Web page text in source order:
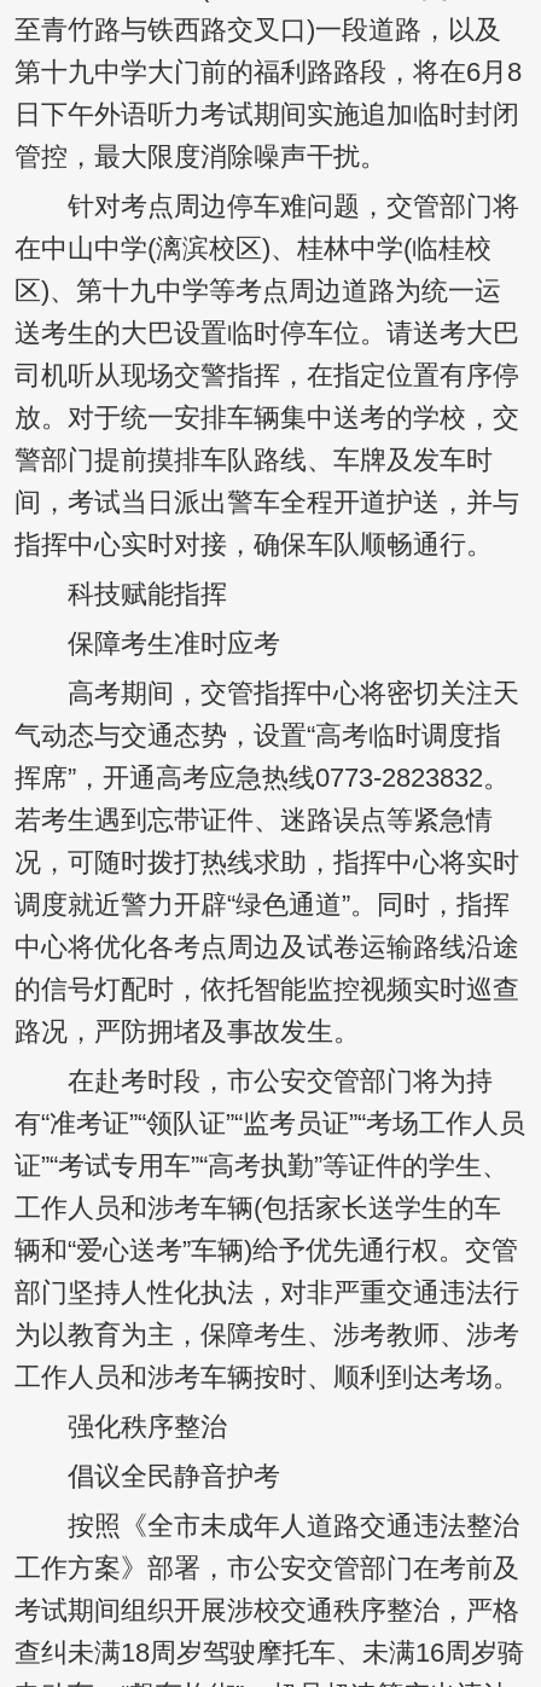
至青竹路与铁西路交叉口)一段道路，以及
第十九中学大门前的福利路路段，将在6月8
日下午外语听力考试期间实施追加临时封闭
管控，最大限度消除噪声干扰。
针对考点周边停车难问题，交管部门将
在中山中学(漓滨校区)、桂林中学(临桂校
区)、第十九中学等考点周边道路为统一运
送考生的大巴设置临时停车位。请送考大巴
司机听从现场交警指挥，在指定位置有序停
放。对于统一安排车辆集中送考的学校，交
警部门提前摸排车队路线、车牌及发车时
间，考试当日派出警车全程开道护送，并与
指挥中心实时对接，确保车队顺畅通行。
科技赋能指挥
保障考生准时应考
高考期间，交管指挥中心将密切关注天
气动态与交通态势，设置“高考临时调度指
挥席”，开通高考应急热线0773-2823832。
若考生遇到忘带证件、迷路误点等紧急情
况，可随时拨打热线求助，指挥中心将实时
调度就近警力开辟“绿色通道”。同时，指挥
中心将优化各考点周边及试卷运输路线沿途
的信号灯配时，依托智能监控视频实时巡查
路况，严防拥堵及事故发生。
在赴考时段，市公安交管部门将为持
有“准考证”“领队证”“监考员证”“考场工作人员
证”“考试专用车”“高考执勤”等证件的学生、
工作人员和涉考车辆(包括家长送学生的车
辆和“爱心送考”车辆)给予优先通行权。交管
部门坚持人性化执法，对非严重交通违法行
为以教育为主，保障考生、涉考教师、涉考
工作人员和涉考车辆按时、顺利到达考场。
强化秩序整治
倡议全民静音护考
按照《全市未成年人道路交通违法整治
工作方案》部署，市公安交管部门在考前及
考试期间组织开展涉校交通秩序整治，严格
查纠未满18周岁驾驶摩托车、未满16周岁骑